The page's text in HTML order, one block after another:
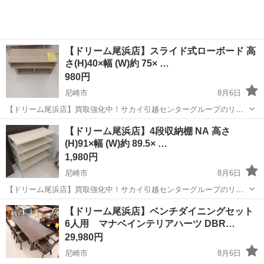
【ドリーム尾浜店】スライド式ローボード 高
さ(H)40×幅 (W)約 75× …
980円
尼崎市
8月6日
【ドリーム尾浜店】買取強化中！サカイ引越センターグループのリサ
イクルショップです！ 店頭ご購入の際に「ジモティを見た」と言って
いただくとジモティ限定価格（掲載価格の7%OFF）でご購入が可能で
す。 ぜひ店頭にてスタッ...
兵庫 尼崎市 収納家具 ドリーム
【ドリーム尾浜店】4段収納棚 NA 高さ
(H)91×幅 (W)約 89.5× …
1,980円
尼崎市
8月6日
【ドリーム尾浜店】買取強化中！サカイ引越センターグループのリサ
イクルショップです！ 店頭ご購入の際に「ジモティを見た」と言って
いただくとジモティ限定価格（掲載価格の7%OFF）でご購入が可能で
す。 ぜひ店頭にてスタッ...
兵庫 尼崎市 収納家具 ドリーム
【ドリーム尾浜店】ベンチダイニングセット
6人用 マナベインテリアハーツ DBR…
29,980円
尼崎市
8月6日